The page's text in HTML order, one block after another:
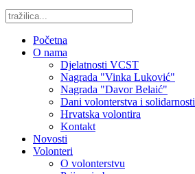
Početna
O nama
Djelatnosti VCST
Nagrada "Vinka Luković"
Nagrada "Davor Belaić"
Dani volonterstva i solidarnosti
Hrvatska volontira
Kontakt
Novosti
Volonteri
O volonterstvu